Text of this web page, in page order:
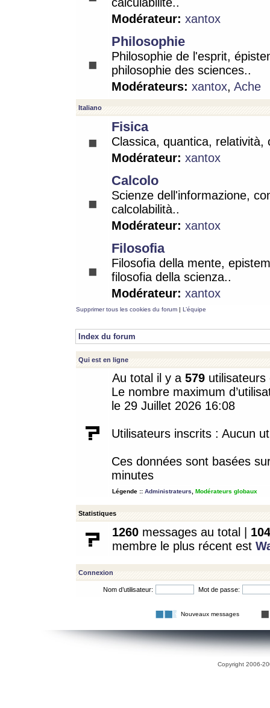
Modérateur: xantox
Philosophie
Philosophie de l'esprit,
philosophie des sciences..
Modérateurs: xantox, Ache
Italiano
Fisica
Classica, quantica, relatività,
Modérateur: xantox
Calcolo
Scienze dell'informazione,
calcolabilità..
Modérateur: xantox
Filosofia
Filosofia della mente,
filosofia della scienza..
Modérateur: xantox
Supprimer tous les cookies du forum | L’équipe
Index du forum
Qui est en ligne
Au total il y a 579
Le nombre maximum
le 29 Juillet 2026 16:08
Utilisateurs inscrits : Aucun
Ces données sont basées
minutes
Légende :: Administrateurs Modérateurs globaux
Statistiques
1260 messages au total | 104
membre le plus récent est
Connexion
Nom d’utilisateur: Mot de passe:
Nouveaux messages
Copyright 2006-